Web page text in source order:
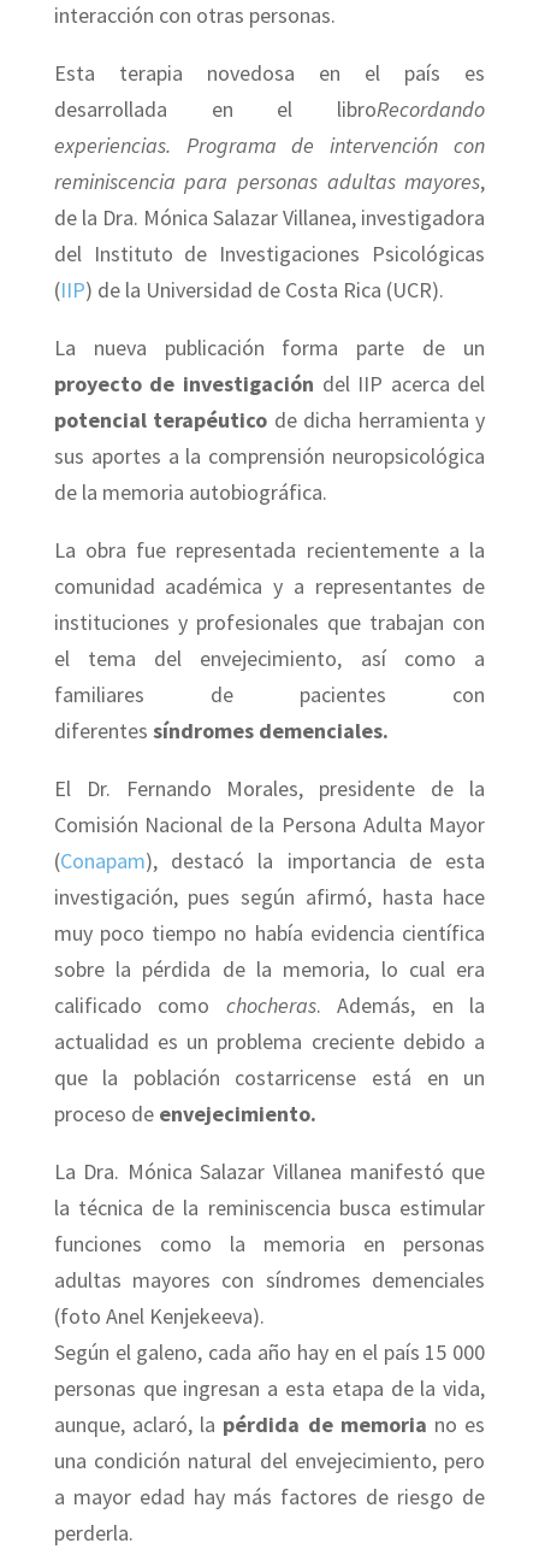
interacción con otras personas.
Esta terapia novedosa en el país es
desarrollada en el libroRecordando
experiencias. Programa de intervención con
reminiscencia para personas adultas mayores,
de la Dra. Mónica Salazar Villanea, investigadora
del Instituto de Investigaciones Psicológicas
(IIP) de la Universidad de Costa Rica (UCR).
La nueva publicación forma parte de un
proyecto de investigación del IIP acerca del
potencial terapéutico de dicha herramienta y
sus aportes a la comprensión neuropsicológica
de la memoria autobiográfica.
La obra fue representada recientemente a la
comunidad académica y a representantes de
instituciones y profesionales que trabajan con
el tema del envejecimiento, así como a
familiares de pacientes con
diferentes síndromes demenciales.
El Dr. Fernando Morales, presidente de la
Comisión Nacional de la Persona Adulta Mayor
(Conapam), destacó la importancia de esta
investigación, pues según afirmó, hasta hace
muy poco tiempo no había evidencia científica
sobre la pérdida de la memoria, lo cual era
calificado como chocheras. Además, en la
actualidad es un problema creciente debido a
que la población costarricense está en un
proceso de envejecimiento.
La Dra. Mónica Salazar Villanea manifestó que
la técnica de la reminiscencia busca estimular
funciones como la memoria en personas
adultas mayores con síndromes demenciales
(foto Anel Kenjekeeva).
Según el galeno, cada año hay en el país 15 000
personas que ingresan a esta etapa de la vida,
aunque, aclaró, la pérdida de memoria no es
una condición natural del envejecimiento, pero
a mayor edad hay más factores de riesgo de
perderla.